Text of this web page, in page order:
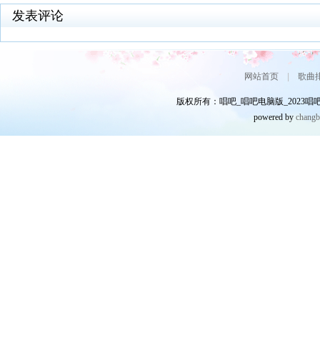
发表评论
网站首页| 歌曲
版权所有：唱吧_唱吧电脑版_2023唱
powered by